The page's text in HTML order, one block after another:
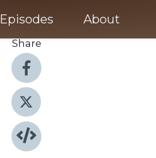
Episodes About
Share